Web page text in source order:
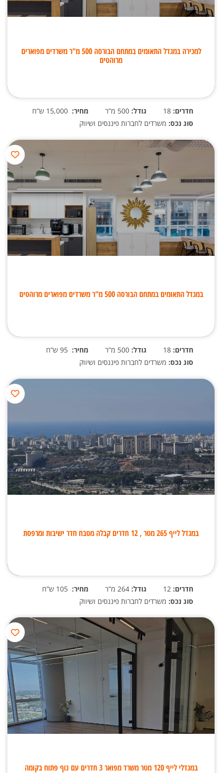
למכירה במגדל התאומים במתחם הבורסה 500 מ"ר משרדים מפוארים
מרוהטים
חדרים: גודל: מחיר:
סוג נכס: משרדים לחברות פיננסים ושיווק
במגדל התאומים במתחם הבורסה 500 מ"ר משרדים מפוארים מרוהטים
חדרים: גודל: מחיר:
סוג נכס: משרדים לחברות פיננסים ושיווק
במגדל לייף 265 מטר , 12 חדרים קבלה מטבח חדר ישיבות ומרפסת
חדרים: גודל: מחיר:
סוג נכס: משרדים לחברות פיננסים ושיווק
במגדלי לייף 120 מטר משרד מפואר 3 חדרים עם נוף פתוח בקומה